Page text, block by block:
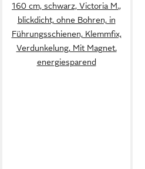
160 cm, schwarz, Victoria M.,
blickdicht, ohne Bohren, in
Führungsschienen, Klemmfix,
Verdunkelung, Mit Magnet.
energiesparend